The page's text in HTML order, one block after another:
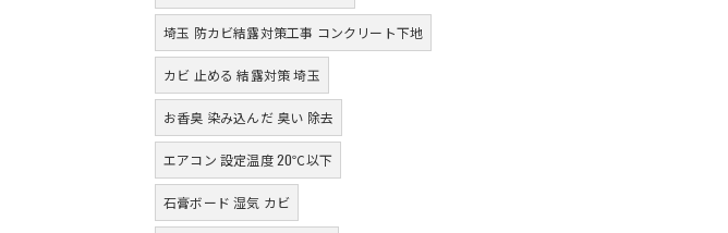
埼玉 防カビ結露対策工事 コンクリート下地
カビ 止める 結露対策 埼玉
お香臭 染み込んだ 臭い 除去
エアコン 設定温度 20℃以下
石膏ボード 湿気 カビ